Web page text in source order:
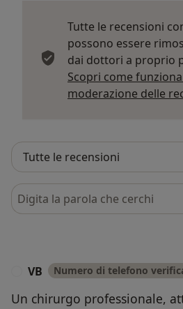
Tutte le recensioni
possono essere
dai dottori a proprio
Scopri come
moderazione delle
Cerca nelle recensioni
VB Numero di telefono
Un chirurgo professionale,